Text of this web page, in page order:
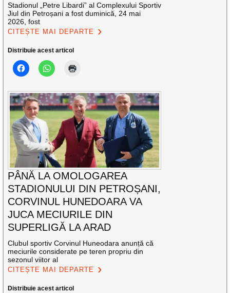
Stadionul „Petre Libardi” al Complexului Sportiv
Jiul din Petroșani a fost duminică, 24 mai
2026, fost
CITEȘTE MAI DEPARTE
Distribuie acest articol
PÂNĂ LA OMOLOGAREA
STADIONULUI DIN PETROȘANI,
CORVINUL HUNEDOARA VA
JUCA MECIURILE DIN
SUPERLIGĂ LA ARAD
Clubul sportiv Corvinul Huneodara anunță că
meciurile considerate pe teren propriu din
sezonul viitor al
CITEȘTE MAI DEPARTE
Distribuie acest articol